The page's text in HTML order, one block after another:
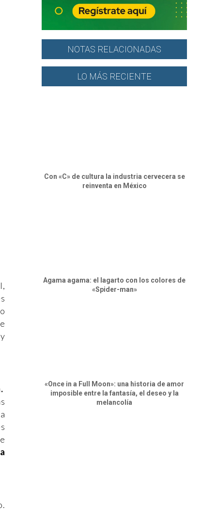
NOTAS RELACIONADAS
LO MÁS RECIENTE
Con «C» de cultura la industria cervecera se
reinventa en México
Agama agama: el lagarto con los colores de
«Spider-man»
«Once in a Full Moon»: una historia de amor
imposible entre la fantasía, el deseo y la
melancolía